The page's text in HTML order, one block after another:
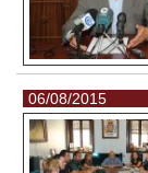
06/08/2015